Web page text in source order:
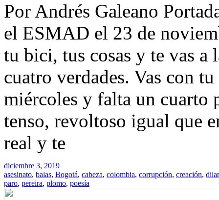
Por Andrés Galeano
el ESMAD el 23 de
tu bici, tus cosas y te vas a
cuatro verdades. Vas con
miércoles y falta un cuarto
tenso, revoltoso igual que
real y te
diciembre 3, 2019
asesinato, balas, Bogotá, cabeza, colombia, corrupción, creación,
paro, pereira, plomo, poesía